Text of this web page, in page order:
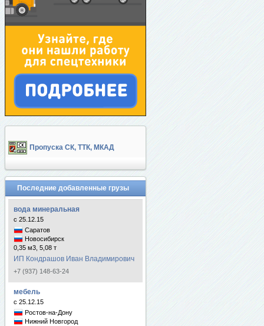
Пропуска СК, ТТК, МКАД
Последние добавленные грузы
вода минеральная
с 25.12.15
Саратов
Новосибирск
0,35 м3, 5,08 т
ИП Кондрашов Иван Владимирович
+7 (937) 148-63-24
мебель
с 25.12.15
Ростов-на-Дону
Нижний Новгород